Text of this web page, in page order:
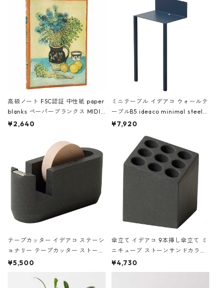
高級ノート FSC認証 中性紙 paper
blanks ペーパーブランクス MIDI
ハードカバー 罫線 ヴァン・ゴッホ
¥2,640
ミニテーブル イデアコ ウォールテ
ーブルB5 ideaco minimal steel f
urniture WALL Table B5 ネイビー
¥7,920
テープカッター イデアコ ステーシ
ョナリー テープカッター ストーン
サンドカラー 石調 ideaco Station
¥5,500
傘立て イデアコ 9本挿し傘立て ミ
ニキューブ ストーンサンドカラー
石調 ideaco Umbrella Stand CUB
E ストーンサンドブラック
¥4,730